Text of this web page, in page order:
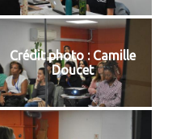
Crédit photo : Camille
Doucet